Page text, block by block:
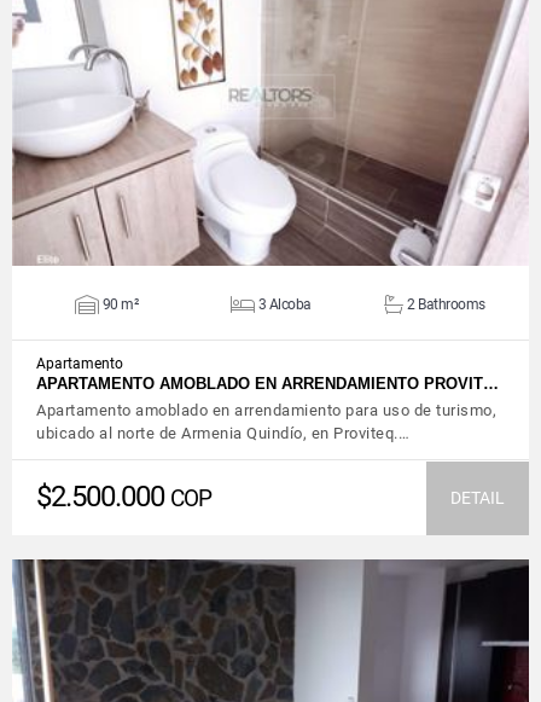
VIEW DETAILS
90 m² 3 Alcoba 2 Bathrooms
Apartamento
APARTAMENTO AMOBLADO EN ARRENDAMIENTO PROVIT…
Apartamento amoblado en arrendamiento para uso de turismo,
ubicado al norte de Armenia Quindío, en Proviteq.…
$2.500.000 COP DETAIL